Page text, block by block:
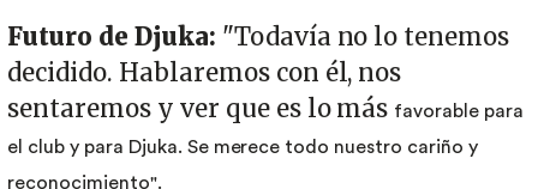
Futuro de Djuka: "Todavía no lo tenemos
decidido. Hablaremos con él, nos
sentaremos y ver que es lo más favorable para
el club y para Djuka. Se merece todo nuestro cariño y
reconocimiento".